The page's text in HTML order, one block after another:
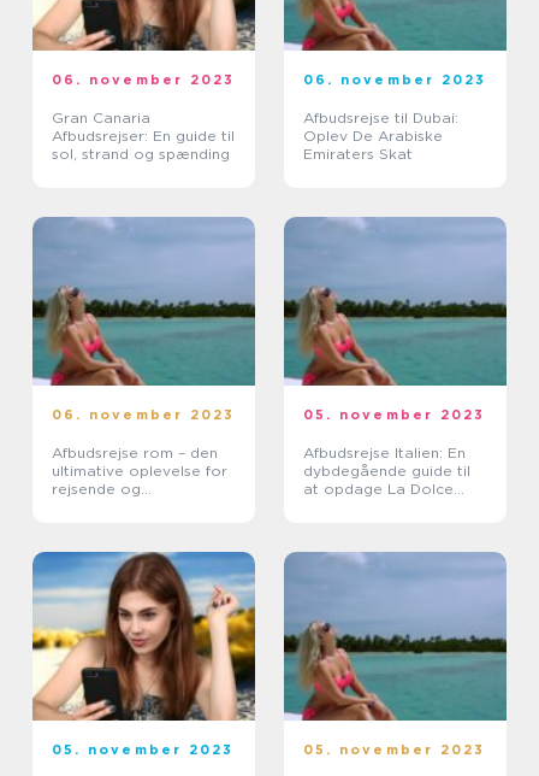
06. november 2023
Gran Canaria
Afbudsrejser: En guide til
sol, strand og spænding
06. november 2023
Afbudsrejse til Dubai:
Oplev De Arabiske
Emiraters Skat
06. november 2023
Afbudsrejse rom – den
ultimative oplevelse for
rejsende og
05. november 2023
Afbudsrejse Italien: En
dybdegående guide til
at opdage La Dolce
05. november 2023 05. november 2023